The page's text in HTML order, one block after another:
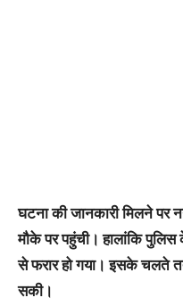
घटना की जानकारी मिलने पर
मौके पर पहुंची। हालांकि
से फरार हो गया। इसके चलते
सकी।